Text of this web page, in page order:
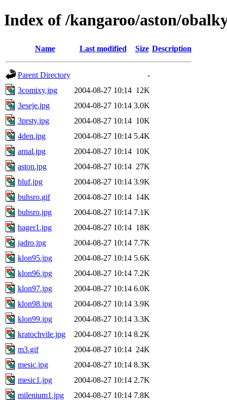
Index of /kangaroo/aston/
Name Last modified Size Description
Parent Directory
-
3comixy.jpg
2004-08-27 10:14 12K
3eseje.jpg
2004-08-27 10:14 3.0K
3prsty.jpg
2004-08-27 10:14 10K
4den.jpg
2004-08-27 10:14 5.4K
arnal.jpg
2004-08-27 10:14 10K
aston.jpg
2004-08-27 10:14 27K
bluf.jpg
2004-08-27 10:14 3.9K
buhsro.gif
2004-08-27 10:14 14K
buhsro.jpg
2004-08-27 10:14 7.1K
hager1.jpg
2004-08-27 10:14 18K
jadro.jpg
2004-08-27 10:14 7.7K
klon95.jpg
2004-08-27 10:14 5.6K
klon96.jpg
2004-08-27 10:14 7.2K
klon97.jpg
2004-08-27 10:14 6.0K
klon98.jpg
2004-08-27 10:14 3.9K
klon99.jpg
2004-08-27 10:14 3.3K
kratochvile.jpg
2004-08-27 10:14 8.2K
m3.gif
2004-08-27 10:14 24K
mesic.jpg
2004-08-27 10:14 8.3K
mesic1.jpg
2004-08-27 10:14 2.7K
milenium1.jpg
2004-08-27 10:14 7.8K